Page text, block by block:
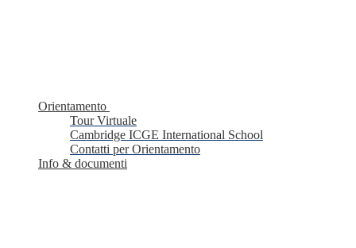
Orientamento
Tour Virtuale
Cambridge ICGE International School
Contatti per Orientamento
Info & documenti